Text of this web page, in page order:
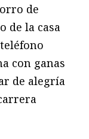
de
de la casa
con ganas
de alegría